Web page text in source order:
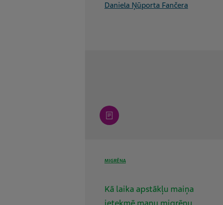
Daniela Ņūporta Fančera
article
MIGRĒNA
Kā laika apstākļu maiņa